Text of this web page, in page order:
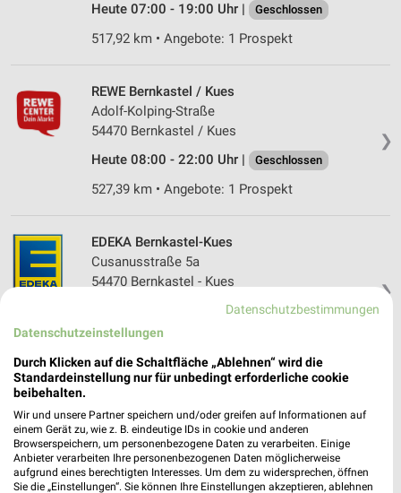
Heute 07:00 - 19:00 Uhr |
Geschlossen
517,92 km • Angebote: 1 Prospekt
❯
REWE Bernkastel / Kues
Adolf-Kolping-Straße
54470 Bernkastel / Kues
Heute 08:00 - 22:00 Uhr |
Geschlossen
527,39 km • Angebote: 1 Prospekt
❯
EDEKA Bernkastel-Kues
Cusanusstraße 5a
54470 Bernkastel - Kues
Heute 08:00 - 20:00 Uhr | Geschlossen
527,42 km • Angebote: 1 Prospekt
Am Laach 3
56253 Treis-Karden
Heute 08:00 - 20:00 Uhr | Geschlossen
Datenschutzbestimmungen
Datenschutzeinstellungen
Durch Klicken auf die Schaltfläche „Ablehnen“ wird die
Standardeinstellung nur für unbedingt erforderliche cookie
beibehalten.
Wir und unsere Partner speichern und/oder greifen auf Informationen auf
einem Gerät zu, wie z. B. eindeutige IDs in cookie und anderen
Browserspeichern, um personenbezogene Daten zu verarbeiten. Einige
Anbieter verarbeiten Ihre personenbezogenen Daten möglicherweise
aufgrund eines berechtigten Interesses. Um dem zu widersprechen, öffnen
Sie die „Einstellungen“. Sie können Ihre Einstellungen akzeptieren, ablehnen